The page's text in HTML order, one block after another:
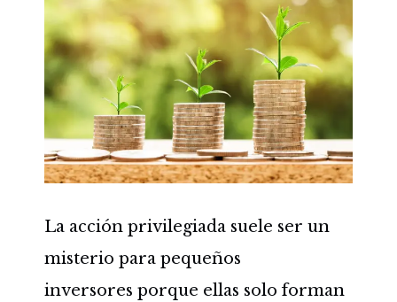
La acción privilegiada suele ser un
misterio para pequeños
inversores porque ellas solo forman